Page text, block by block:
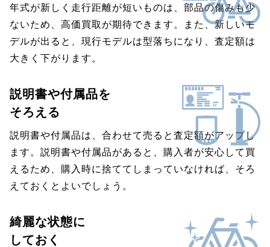
年式が新しく走行距離が短いものは、部品の傷みも少
ないため、高価買取が期待できます。また、新しいモ
デルが出ると、現行モデルは型落ちになり、査定額は
大きく下がります。
説明書や付属品を
そろえる
説明書や付属品は、合わせて売ると査定額がアップし
ます。説明書や付属品があると、購入者が安心して買
えるため、購入時に捨ててしまっていなければ、そろ
えておくとよいでしょう。
綺麗な状態に
しておく